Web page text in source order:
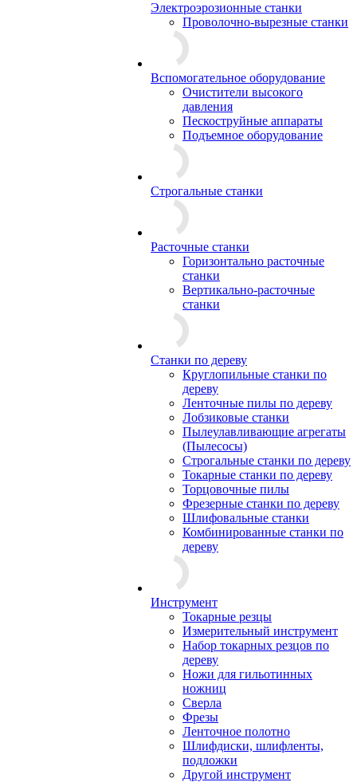
Электроэрозионные станки
Проволочно-вырезные станки
Вспомогательное оборудование
Очистители высокого
давления
Пескоструйные аппараты
Подъемное оборудование
Строгальные станки
Расточные станки
Горизонтально расточные
станки
Вертикально-расточные
станки
Станки по дереву
Круглопильные станки по
дереву
Ленточные пилы по дереву
Лобзиковые станки
Пылеулавливающие агрегаты
(Пылесосы)
Строгальные станки по дереву
Токарные станки по дереву
Торцовочные пилы
Фрезерные станки по дереву
Шлифовальные станки
Комбинированные станки по
дереву
Инструмент
Токарные резцы
Измерительный инструмент
Набор токарных резцов по
дереву
Ножи для гильотинных
ножниц
Сверла
Фрезы
Ленточное полотно
Шлифдиски, шлифленты,
подложки
Другой инструмент